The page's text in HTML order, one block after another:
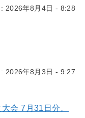
2026年8月4日 - 8:28
2026年8月3日 - 9:27
会 7月31日分。